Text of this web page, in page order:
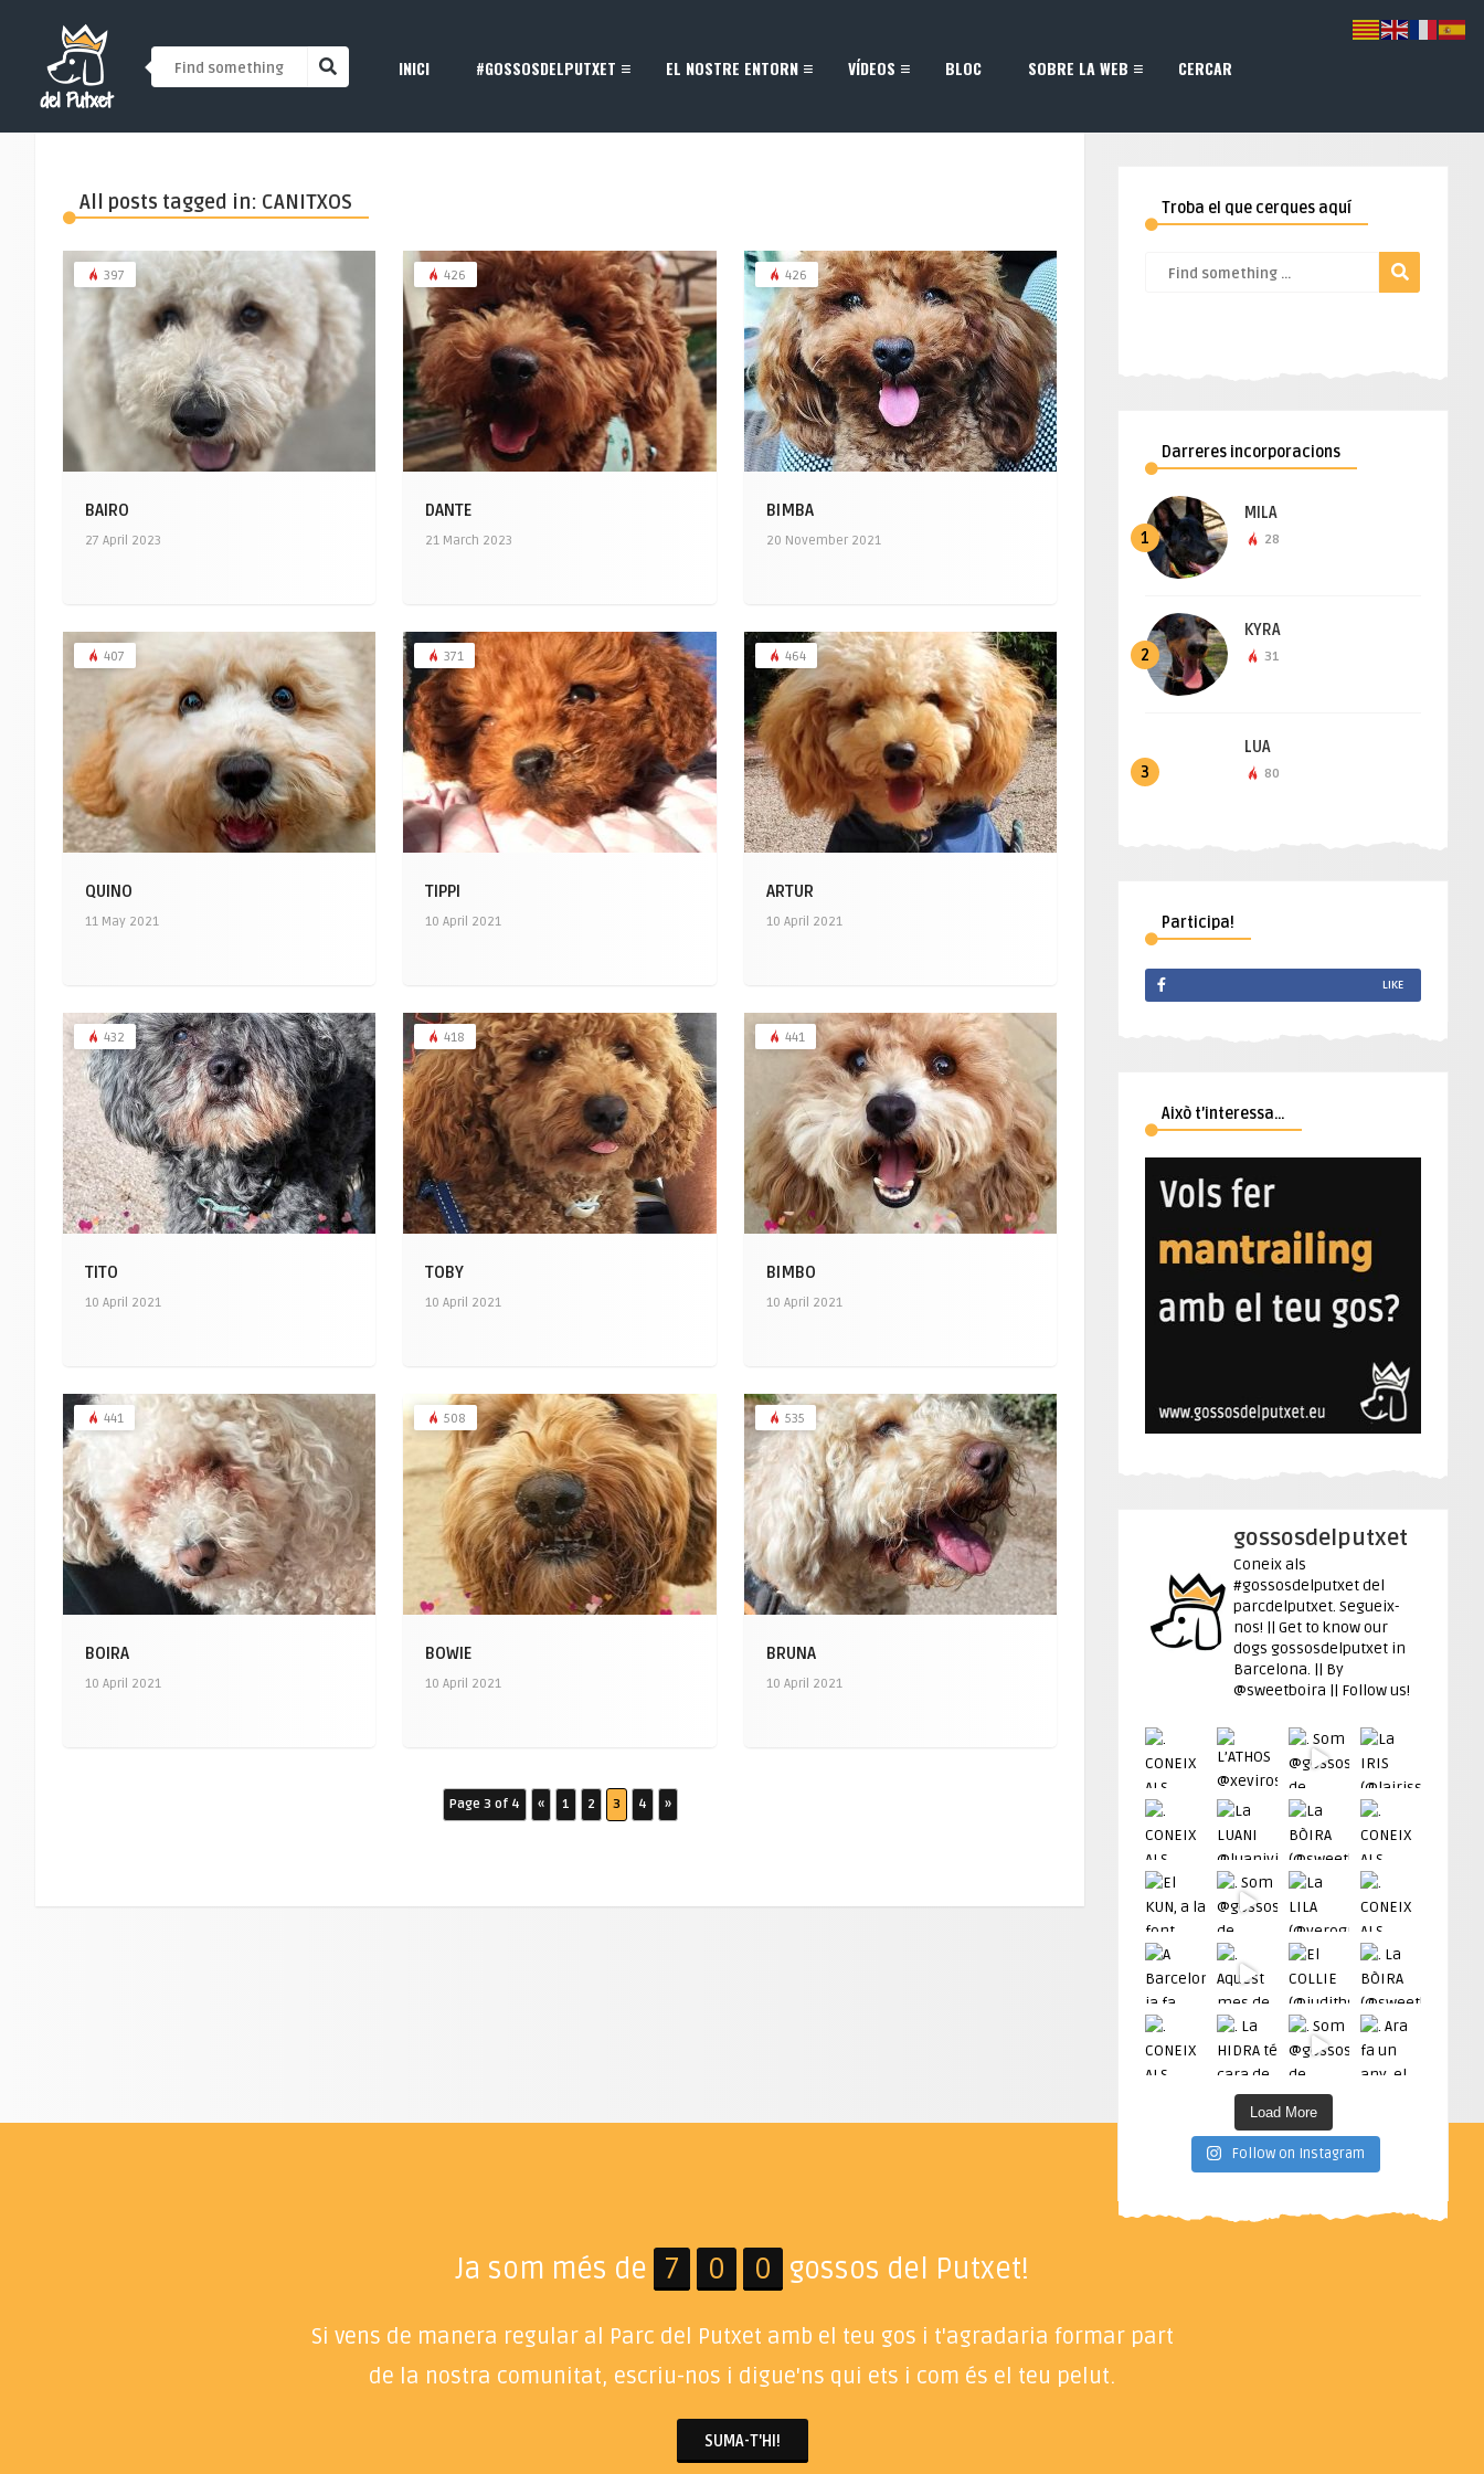
INICI #GOSSOSDELPUTXET EL NOSTRE ENTORN VÍDEOS BLOC SOBRE LA WEB CERCAR
All posts tagged in: CANITXOS
397
BAIRO
27 April 2023
426
DANTE
21 March 2023
426
BIMBA
20 November 2021
407
QUINO
11 May 2021
371
TIPPI
10 April 2021
464
ARTUR
10 April 2021
432
TITO
10 April 2021
418
TOBY
10 April 2021
441
BIMBO
10 April 2021
441
BOIRA
10 April 2021
508
BOWIE
10 April 2021
535
BRUNA
10 April 2021
Page 3 of 4 « 1 2 3 4 »
Troba el que cerques aquí
Darreres incorporacions
1
MILA
28
2
KYRA
31
3
LUA
80
Participa!
LIKE
Això t’interessa…
gossosdelputxet
Coneix als
#gossosdelputxet del
parcdelputxet. Segueix-
nos! || Get to know our
dogs gossosdelputxet in
Barcelona. || By
@sweetboira || Follow us!
Load More
Follow on Instagram
Ja som més de 7 0 0 gossos del Putxet!
Si vens de manera regular al Parc del Putxet amb el teu gos i t'agradaria formar part
de la nostra comunitat, escriu-nos i digue'ns qui ets i com és el teu pelut.
SUMA-T'HI!